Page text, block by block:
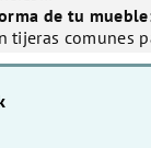
de tu
tijeras comunes